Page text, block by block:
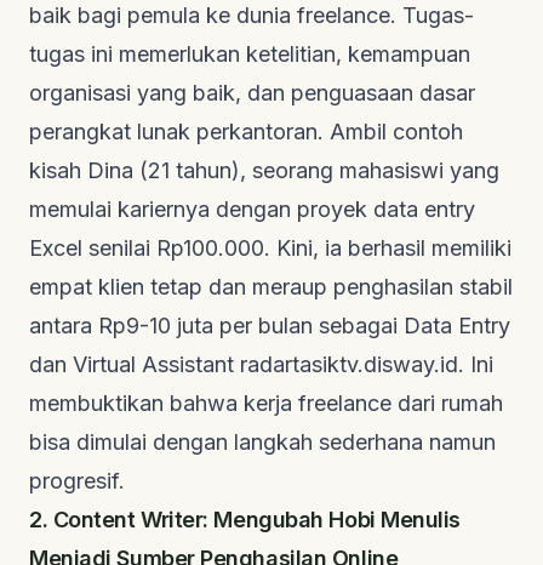
baik bagi pemula ke dunia freelance. Tugas-
tugas ini memerlukan ketelitian, kemampuan
organisasi yang baik, dan penguasaan dasar
perangkat lunak perkantoran. Ambil contoh
kisah Dina (21 tahun), seorang mahasiswi yang
memulai kariernya dengan proyek data entry
Excel senilai Rp100.000. Kini, ia berhasil memiliki
empat klien tetap dan meraup penghasilan stabil
antara Rp9-10 juta per bulan sebagai Data Entry
dan Virtual Assistant radartasiktv.disway.id. Ini
membuktikan bahwa kerja freelance dari rumah
bisa dimulai dengan langkah sederhana namun
progresif.
2. Content Writer: Mengubah Hobi Menulis
Menjadi Sumber Penghasilan Online